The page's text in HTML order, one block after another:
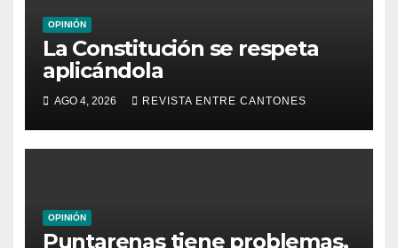
OPINIÓN
La Constitución se respeta
aplicándola
AGO 4, 2026 REVISTA ENTRE CANTONES
OPINIÓN
Puntarenas tiene problemas,